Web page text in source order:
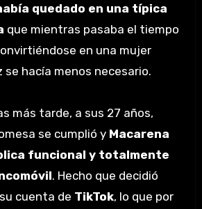
quedado en una típica
que mientras pasaba el tiempo
en una mujer
se hacía menos necesario.
más tarde, a sus 27 años,
se cumplió y Macarena
funcional y totalmente
. Hecho que decidió
cuenta de TikTok, lo que por